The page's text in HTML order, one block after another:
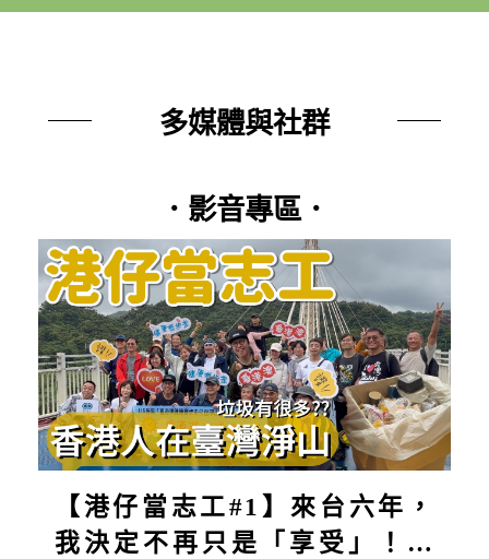
多媒體與社群
．影音專區．
【港仔當志工#1】來台六年，
我決定不再只是「享受」！第